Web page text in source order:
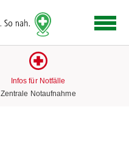
Link
zur
Infos für Notfälle
Zentrale Notaufnahme